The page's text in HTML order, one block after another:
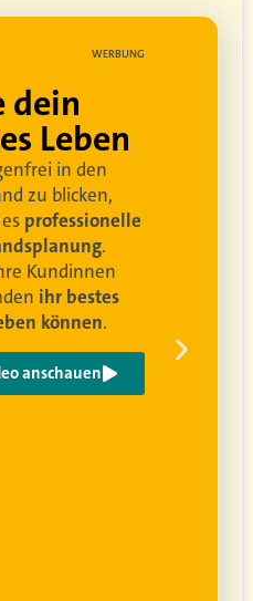
WERBUNG
dein
Leben
in den
zu blicken,
professionelle
.
Kundinnen
ihr bestes
können.
anschauen